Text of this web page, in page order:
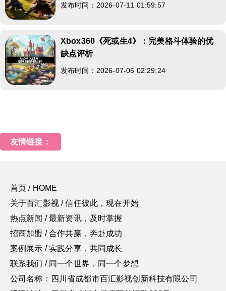
发布时间：2026-07-11 01:59:57
Xbox360《死或生4》：完美格斗体验的优
缺点评析
发布时间：2026-07-06 02:29:24
友情链接：
首页 / HOME
关于百汇影视 / 信任彼此，现在开始
热点新闻 / 最新资讯，及时掌握
招商加盟 / 合作共赢，奔赴成功
案例展示 / 实践分享，共同成长
联系我们 / 同一个世界，同一个梦想
公司名称：四川省成都市百汇影视创新科技有限公司